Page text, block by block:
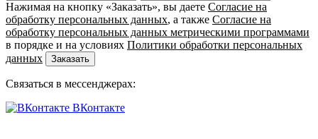
Нажимая на кнопку «Заказать», вы даете Согласие на
обработку персональных данных, а также Согласие на
обработку персональных данных метрическими программами
в порядке и на условиях Политики обработки персональных
данных
Заказать
Связаться в мессенджерах:
ВКонтакте